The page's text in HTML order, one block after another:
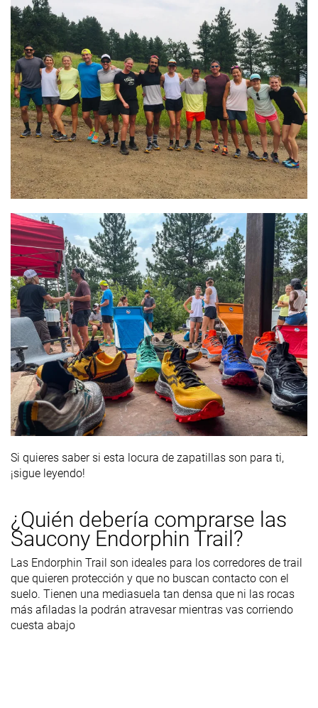
Si quieres saber si esta locura de zapatillas son para ti,
¡sigue leyendo!
¿Quién debería comprarse las
Saucony Endorphin Trail?
Las Endorphin Trail son ideales para los corredores de trail
que quieren protección y que no buscan contacto con el
suelo. Tienen una mediasuela tan densa que ni las rocas
más afiladas la podrán atravesar mientras vas corriendo
cuesta abajo